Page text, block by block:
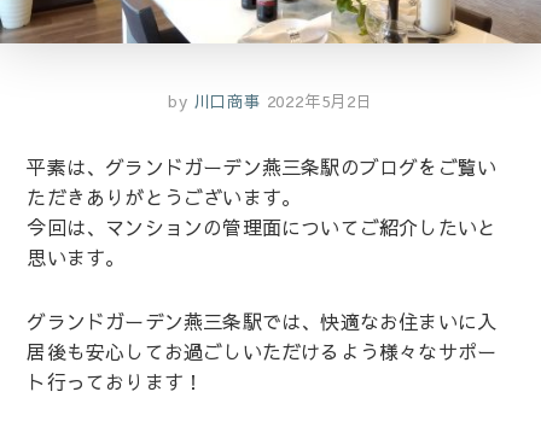
by 川口商事 2022年5月2日
平素は、グランドガーデン燕三条駅のブログをご覧い
ただきありがとうございます。
今回は、マンションの管理面についてご紹介したいと
思います。
グランドガーデン燕三条駅では、快適なお住まいに入
居後も安心してお過ごしいただけるよう様々なサポー
ト行っております！